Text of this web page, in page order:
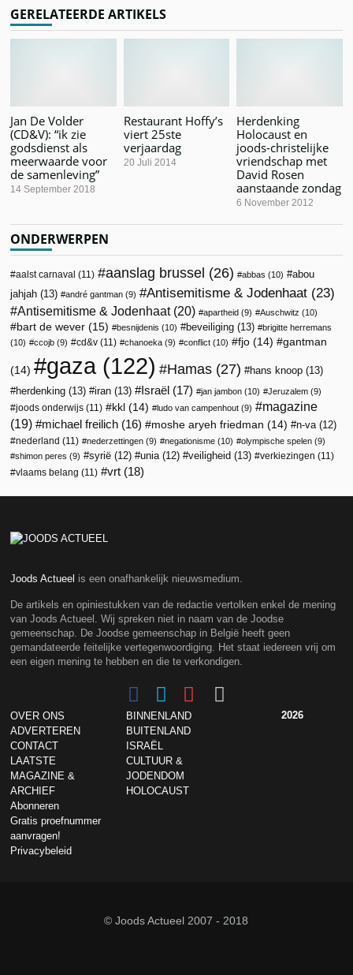
GERELATEERDE ARTIKELS
Jan De Volder
(CD&V): “ik zie
godsdienst als
meerwaarde voor
de samenleving”
14 September 2018
Restaurant Hoffy’s
viert 25ste
verjaardag
20 Juli 2014
Herdenking
Holocaust en
joods-christelijke
vriendschap met
David Rosen
aanstaande zondag
6 November 2012
ONDERWERPEN
aalst carnaval (11) aanslag brussel (26) abbas (10)
abou
jahjah (13) andré gantman (9) Antisemitisme & Jodenhaat (23)
Antisemitisme & Jodenhaat(20) apartheid (9) Auschwitz (10)
bart de wever (15) besnijdenis (10) beveiliging (13)
brigitte herremans
(10)
ccojb (9) cd&v (11) chanoeka (9) conflict (10) fjo (14) gantman
(14) gaza(122) Hamas (27) hans knoop (13)
herdenking (13) iran (13) Israël (17) jan jambon (10) Jeruzalem (9)
joods onderwijs (11) kkl (14) ludo van campenhout (9)
magazine
(19)
michael freilich (16) moshe aryeh friedman (14) n-va (12)
nederland (11) nederzettingen (9) negationisme (10) olympische spelen (9)
shimon peres (9) syrië (12) unia (12) veiligheid (13) verkiezingen (11)
vlaams belang (11) vrt (18)
Joods Actueel is een onafhankelijk nieuwsmedium.
De artikels en opiniestukken van de redactie vertolken enkel de mening
van Joods Actueel. Wij spreken niet in naam van de Joodse
gemeenschap. De Joodse gemeenschap in België heeft geen
gemandateerde feitelijke vertegenwoordiging. Het staat iedereen vrij om
een eigen mening te hebben en die te verkondigen.
OVER ONS
ADVERTEREN
CONTACT
LAATSTE
MAGAZINE &
ARCHIEF
Abonneren
Gratis proefnummer
aanvragen!
Privacybeleid
BINNENLAND
BUITENLAND
ISRAËL
CULTUUR &
JODENDOM
HOLOCAUST
2026
© Joods Actueel 2007 - 2018